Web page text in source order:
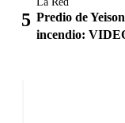
Predio de
incendio: